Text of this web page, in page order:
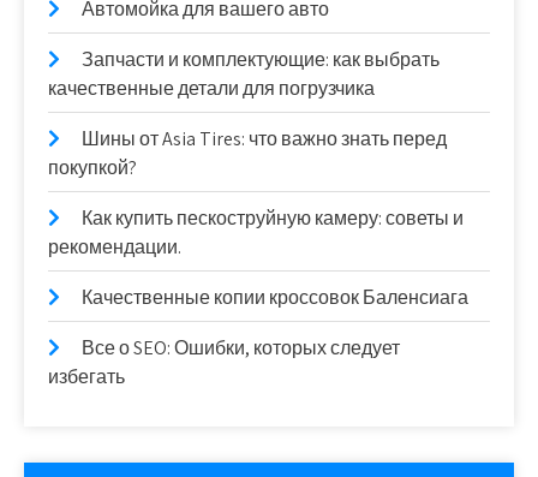
Автомойка для вашего авто
Запчасти и комплектующие: как выбрать
качественные детали для погрузчика
Шины от Asia Tires: что важно знать перед
покупкой?
Как купить пескоструйную камеру: советы и
рекомендации.
Качественные копии кроссовок Баленсиага
Все о SEO: Ошибки, которых следует
избегать